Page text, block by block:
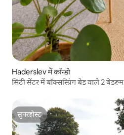
Haderslev में कॉन्डो
सिटी सेंटर में बॉक्सस्प्रिंग बेड वाले 2 बेडरूम
सुपरहोस्ट
सुपरहोस्ट